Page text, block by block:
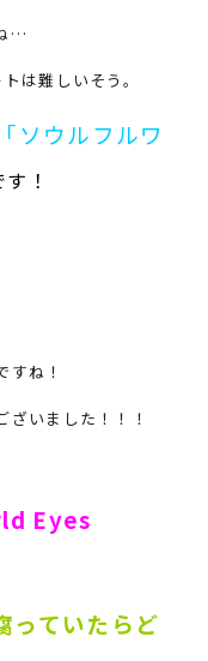
…
は難しいそう。
「ソウルフルワ
！
すね！
ざいました！！！
Eyes
っていたらど